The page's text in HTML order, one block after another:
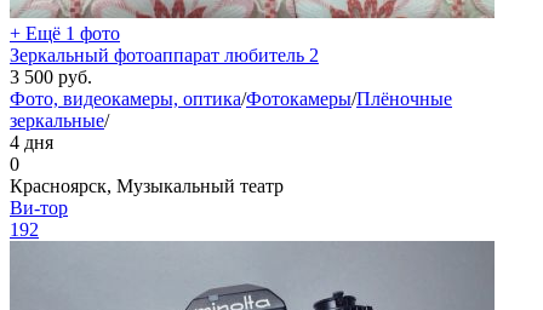
+ Ещё 1 фото
Зеркальный фотоаппарат любитель 2
3 500 руб.
Фото, видеокамеры, оптика/Фотокамеры/Плёночные
зеркальные/
4 дня
0
Красноярск, Музыкальный театр
Ви-тор
192